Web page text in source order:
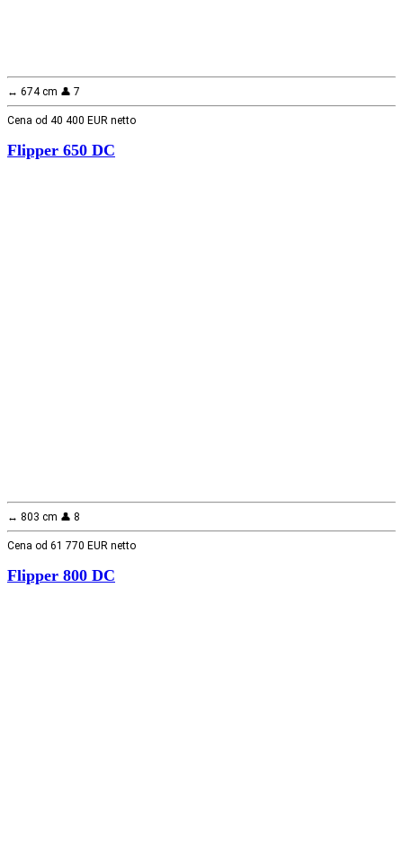
↔️ 674 cm 👤 7
Cena od 40 400 EUR netto
Flipper 650 DC
↔️ 803 cm 👤 8
Cena od 61 770 EUR netto
Flipper 800 DC